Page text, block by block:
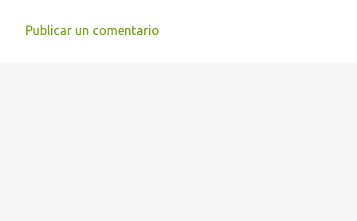
Publicar un comentario